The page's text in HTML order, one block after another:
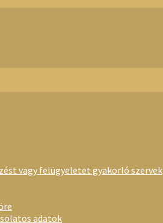
vagy felügyeletet gyakorló szervek
adatok